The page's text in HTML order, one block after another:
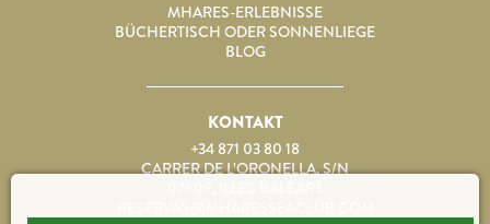
MHARES-ERLEBNISSE
BÜCHERTISCH ODER SONNENLIEGE
BLOG
KONTAKT
+34 871 03 80 18
CARRER DE L’ORONELLA, S/N